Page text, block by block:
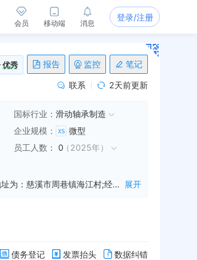
会员 移动端 消息
登录/注册
优秀 报告 监控 笔记
联系 2天前更新
国标行业： 滑动轴承制造
企业规模 ：
微型
员工人数 ： 0（2025年）
慈溪市更旺轴承机械厂是一家从事轴承加工,机械配件加工,五金配件加工等业务的公司，成立于2008年12月08日，公司坐落在浙江省，详细地址为：慈溪市周巷镇海江村;经国家企业信用信息公示系统查询得知，慈溪市更旺轴承机械厂的信用代码/税号为91330282681096318X，法人是姚申焕，注册资本为10.000000万人民币，企业的经营范围为:一般经营项目：轴承、机械配件、五金配件、电器配件制造、加工。 展开
债务登记 发票抬头 数据纠错